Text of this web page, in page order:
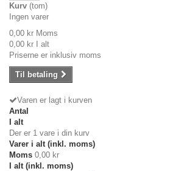
Kurv (tom)
Ingen varer
0,00 kr Moms
0,00 kr I alt
Priserne er inklusiv moms
Til betaling
Varen er lagt i kurven
Antal
I alt
Der er 1 vare i din kurv
Varer i alt (inkl. moms)
Moms 0,00 kr
I alt (inkl. moms)